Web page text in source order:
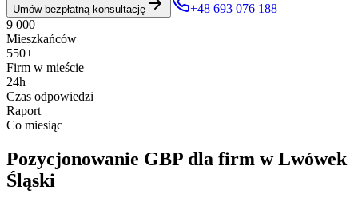
Umów bezpłatną konsultację
+48 693 076 188
9 000
Mieszkańców
550+
Firm w mieście
24h
Czas odpowiedzi
Raport
Co miesiąc
Pozycjonowanie GBP dla firm wLwówek
Śląski